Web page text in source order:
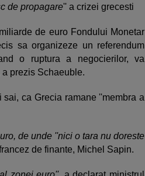
de propagare'' a crizei grecesti
de euro Fondului Monetar
sa organizeze un referendum
o ruptura a negocierilor, va
prezis Schaeuble.
ca Grecia ramane ''membra a
de unde ''nici o tara nu doreste
de finante, Michel Sapin.